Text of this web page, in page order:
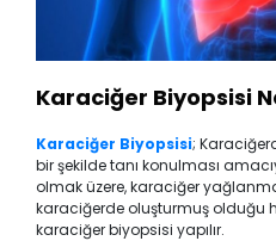
Karaciğer Biyopsisi
Karaciğer Biyopsisi;
bir şekilde tanı konulması
olmak üzere, karaciğer
karaciğerde oluşturmuş olduğu
karaciğer biyopsisi yapılır.